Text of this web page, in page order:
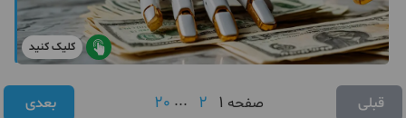
کلیک کنید
قبلی صفحه 1
2
...
20 بعدی